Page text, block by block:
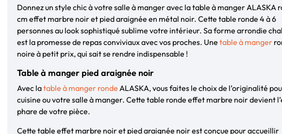
Donnez un style chic à votre salle à manger avec la table à manger ALASKA
cm effet marbre noir et pied araignée en métal noir. Cette table ronde 4 à 6
personnes au look sophistiqué sublime votre intérieur. Sa forme arrondie
est la promesse de repas conviviaux avec vos proches. Une table à manger
noire à petit prix, qui sait se rendre indispensable !
Table à manger pied araignée noir
Avec latable à manger ronde ALASKA, vous faites le choix de l’originalité
cuisine ou votre salle à manger. Cette table ronde effet marbre noir devient
phare de votre pièce.
Cette table effet marbre noir et pied araignée noir est conçue pour accueillir